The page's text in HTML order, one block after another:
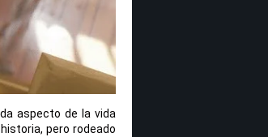
aspecto de la vida
pero rodeado